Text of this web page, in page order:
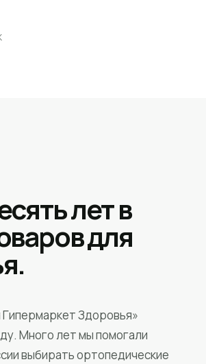
лет в
для
Здоровья»
Много лет мы помогали
выбирать ортопедические